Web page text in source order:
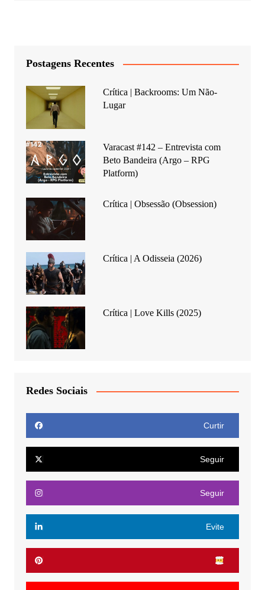
Postagens Recentes
Crítica | Backrooms: Um Não-
Lugar
Varacast #142 – Entrevista com
Beto Bandeira (Argo – RPG
Platform)
Crítica | Obsessão (Obsession)
Crítica | A Odisseia (2026)
Crítica | Love Kills (2025)
Redes Sociais
Curtir
Seguir
Seguir
Evite